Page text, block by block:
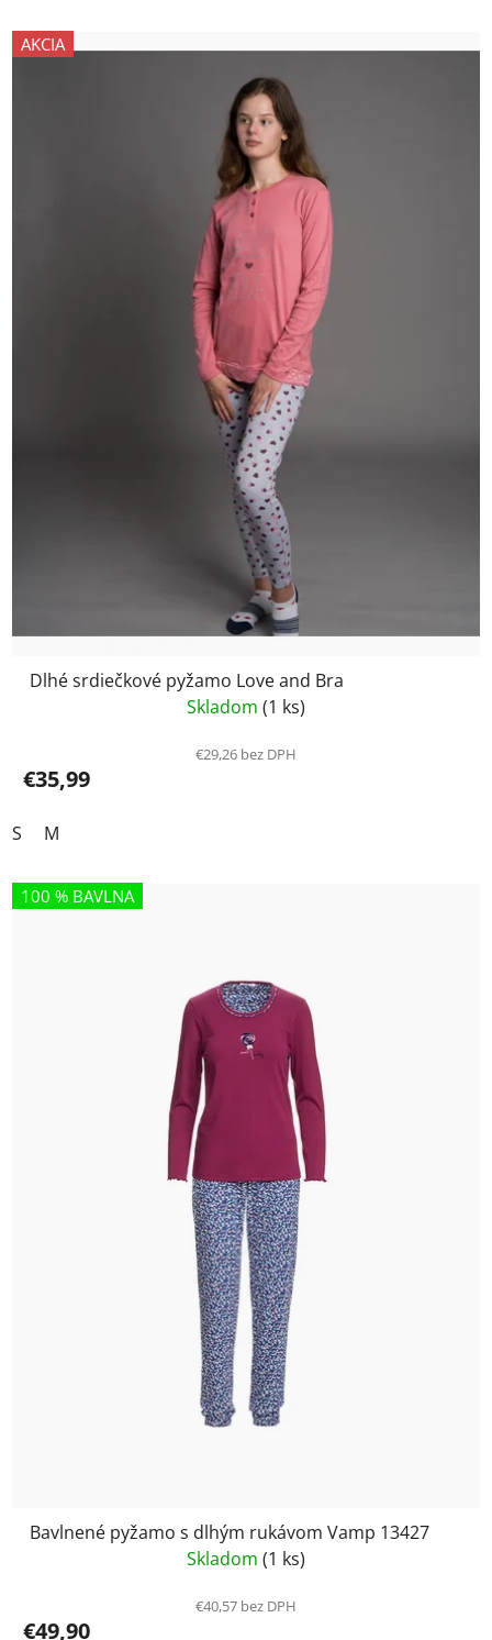
AKCIA
Dlhé srdiečkové pyžamo Love and Bra
Skladom (1 ks)
€29,26 bez DPH
€35,99
S M
100 % BAVLNA
Bavlnené pyžamo s dlhým rukávom Vamp 13427
Skladom (1 ks)
€40,57 bez DPH
€49,90